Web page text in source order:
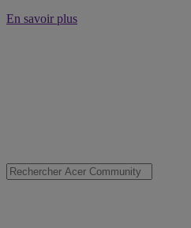
En savoir plus